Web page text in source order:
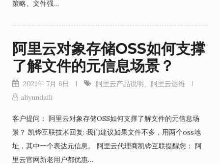
策略、文件强…
阿里云对象存储OSS如何支撑
了解文件的元信息场景？
2021年 7月 6日 阿里云产品说明、 阿里云运维
aliyundaili
客户提问： 阿里云对象存储OSS如何支撑了解文件的元信息场
景？ 凯铧互联技术回复: 我们建议如果文件不多，用两个oss地
址，其中一个表达元信息。 阿里云代理商凯铧互联提醒您： 阿
里云官网新老用户都优惠…